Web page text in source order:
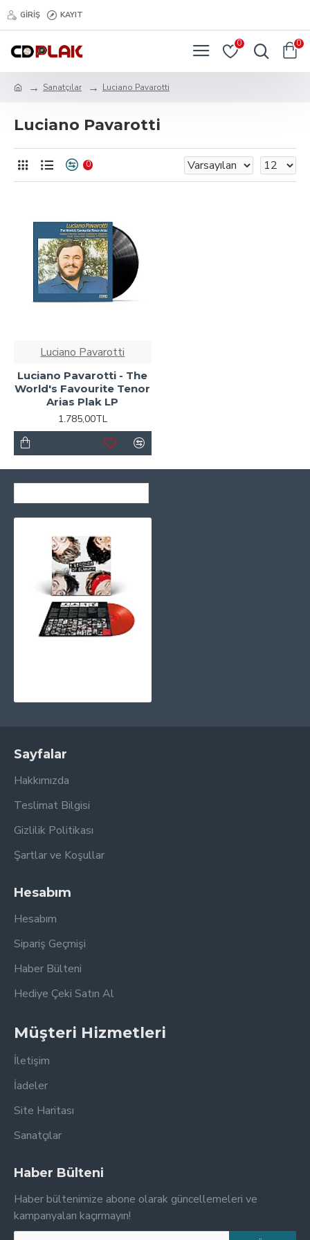
GIRIŞ KAYIT
0 0
Sanatçılar Luciano Pavarotti
Luciano Pavarotti
0
Luciano Pavarotti
Luciano Pavarotti - The
World's Favourite Tenor
Arias Plak LP
1.785,00TL
Sayfalar
Hakkımızda
Teslimat Bilgisi
Gizlilik Politikası
Şartlar ve Koşullar
Hesabım
Hesabım
Sipariş Geçmişi
Haber Bülteni
Hediye Çeki Satın Al
Müşteri Hizmetleri
İletişim
İadeler
Site Haritası
Sanatçılar
Haber Bülteni
Haber bültenimize abone olarak güncellemeleri ve
kampanyaları kaçırmayın!